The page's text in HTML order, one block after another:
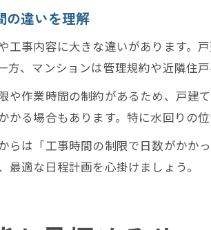
の違いを理解
工事内容に大きな違いがあります。
、マンションは管理規約や近隣住
や作業時間の制約があるため、戸建
る場合もあります。特に水回りの
らは「工事時間の制限で日数がかか
適な日程計画を心掛けましょう。